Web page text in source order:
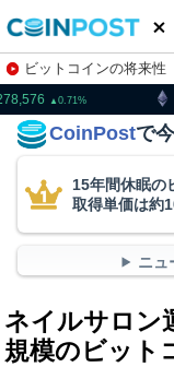
ビットコインの将来性
株特集・関連銘柄
ETH 303,695.0
CoinPostで
15年間休眠の
取得単価は約
ニュ
ネイルサロン
規模のビット